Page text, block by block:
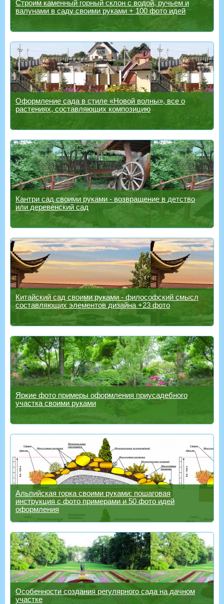
Строим каменный горный склон с водой, ручьем и
валунами в саду своими руками + 100 фото идей
Оформление сада в стиле «Новой волны», все о
растениях, составляющих композицию
Кантри сад своими руками - возвращение в детство
или деревенский сад
Китайский сад своими руками - философский смысл
составляющих элементов дизайна +23 фото
Яркие фото примеры оформления приусадебного
участка своими руками
Альпийская горка своими руками: пошаговая
инструкция с фото примерами и 50 фото идей
оформления
Особенности создания регулярного сада на дачном
участке